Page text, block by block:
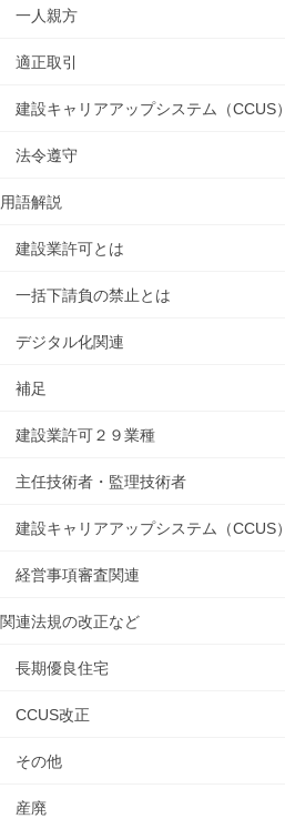
一人親方
適正取引
建設キャリアアップシステム（CCUS）
法令遵守
用語解説
建設業許可とは
一括下請負の禁止とは
デジタル化関連
補足
建設業許可２９業種
主任技術者・監理技術者
建設キャリアアップシステム（CCUS）
経営事項審査関連
関連法規の改正など
長期優良住宅
CCUS改正
その他
産廃